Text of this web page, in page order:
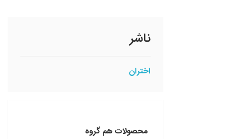
ناشر
اختران
محصولات هم گروه